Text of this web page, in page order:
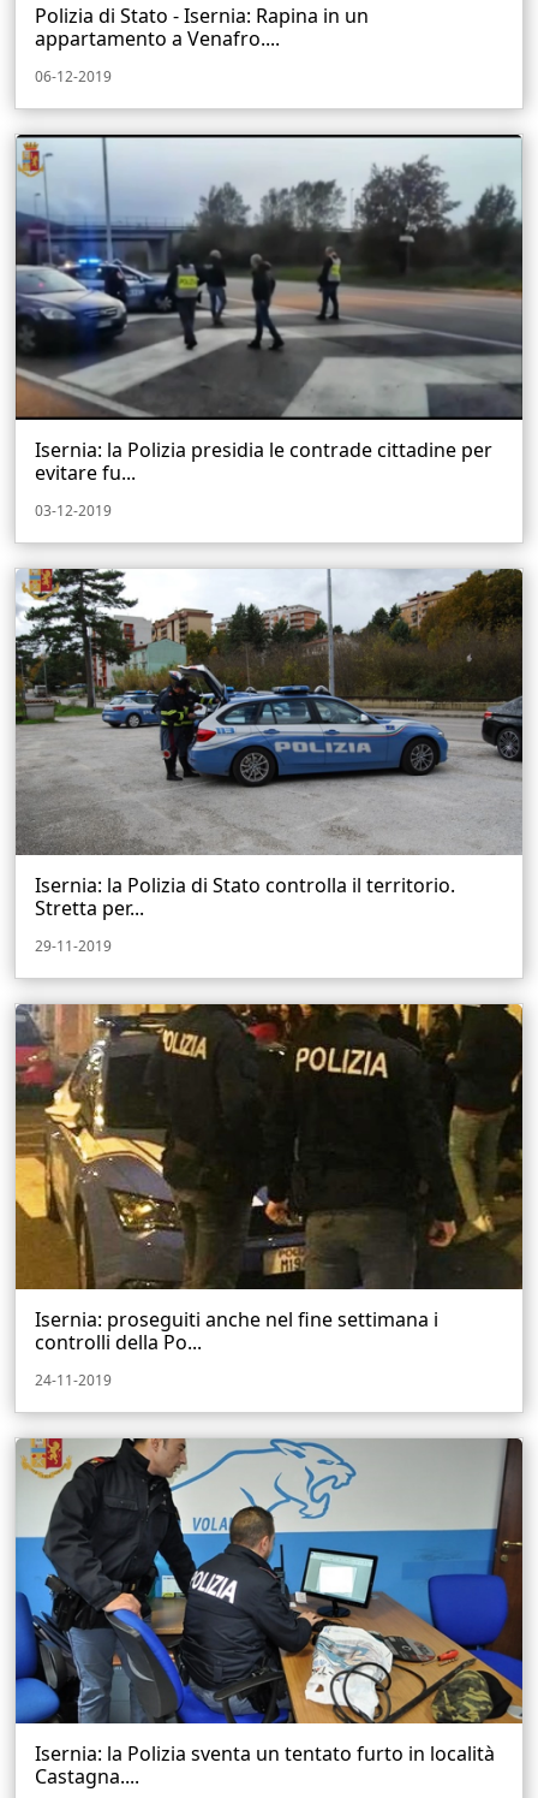
Polizia di Stato - Isernia: Rapina in un
appartamento a Venafro....
06-12-2019
Isernia: la Polizia presidia le contrade cittadine per
evitare fu...
03-12-2019
Isernia: la Polizia di Stato controlla il territorio.
Stretta per...
29-11-2019
Isernia: proseguiti anche nel fine settimana i
controlli della Po...
24-11-2019
Isernia: la Polizia sventa un tentato furto in località
Castagna....